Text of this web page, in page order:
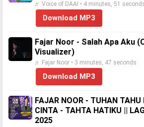
♬ Voice of DAAI • 4 minutes, 51
Download MP3
Fajar Noor - Salah Apa Aku
Visualizer)
♬ Fajar Noor • 3 minutes, 47 seconds
Download MP3
FAJAR NOOR - TUHAN TAHU
CINTA - TAHTA HATIKU ||
2025